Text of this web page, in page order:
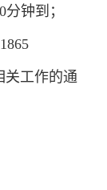
钟到；
关工作的通